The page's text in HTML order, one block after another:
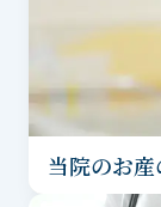
当院のお